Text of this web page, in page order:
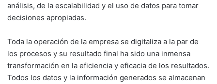
análisis, de la escalabilidad y el uso de datos para tomar
decisiones apropiadas.
Toda la operación de la empresa se digitaliza a la par de
los procesos y su resultado final ha sido una inmensa
transformación en la eficiencia y eficacia de los resultados.
Todos los datos y la información generados se almacenan